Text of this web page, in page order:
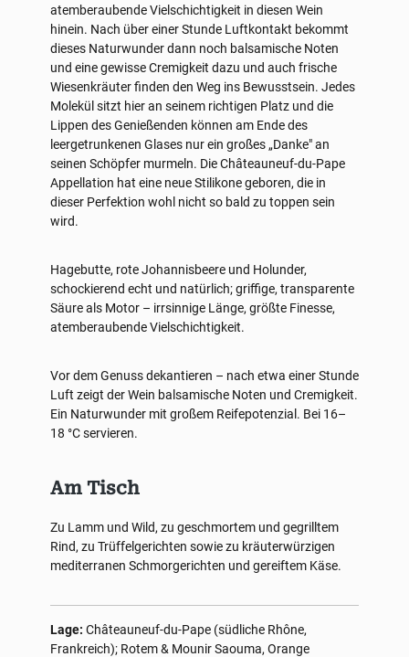
atemberaubende Vielschichtigkeit in diesen Wein
hinein. Nach über einer Stunde Luftkontakt bekommt
dieses Naturwunder dann noch balsamische Noten
und eine gewisse Cremigkeit dazu und auch frische
Wiesenkräuter finden den Weg ins Bewusstsein. Jedes
Molekül sitzt hier an seinem richtigen Platz und die
Lippen des Genießenden können am Ende des
leergetrunkenen Glases nur ein großes „Danke" an
seinen Schöpfer murmeln. Die Châteauneuf-du-Pape
Appellation hat eine neue Stilikone geboren, die in
dieser Perfektion wohl nicht so bald zu toppen sein
wird.
Hagebutte, rote Johannisbeere und Holunder,
schockierend echt und natürlich; griffige, transparente
Säure als Motor – irrsinnige Länge, größte Finesse,
atemberaubende Vielschichtigkeit.
Vor dem Genuss dekantieren – nach etwa einer Stunde
Luft zeigt der Wein balsamische Noten und Cremigkeit.
Ein Naturwunder mit großem Reifepotenzial. Bei 16–
18 °C servieren.
Am Tisch
Zu Lamm und Wild, zu geschmortem und gegrilltem
Rind, zu Trüffelgerichten sowie zu kräuterwürzigen
mediterranen Schmorgerichten und gereiftem Käse.
Lage: Châteauneuf-du-Pape (südliche Rhône,
Frankreich); Rotem & Mounir Saouma, Orange